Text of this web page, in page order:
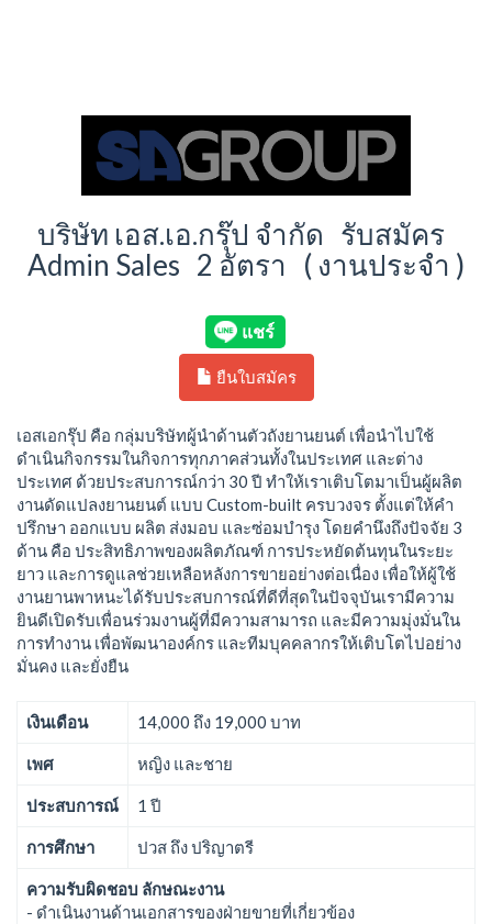
บริษัท เอส.เอ.กรุ๊ป จำกัด รับสมัคร
Admin Sales 2 อัตรา ( งานประจำ )
ยืนใบสมัคร
เอสเอกรุ๊ป คือ กลุ่มบริษัทผู้นำด้านตัวถังยานยนต์ เพื่อนำไปใช้
ดำเนินกิจกรรมในกิจการทุกภาคส่วนทั้งในประเทศ และต่าง
ประเทศ ด้วยประสบการณ์กว่า 30 ปี ทำให้เราเติบโตมาเป็นผู้ผลิต
งานดัดแปลงยานยนต์ แบบ Custom-built ครบวงจร ตั้งแต่ให้คำ
ปรึกษา ออกแบบ ผลิต ส่งมอบ และซ่อมบำรุง โดยคำนึงถึงปัจจัย 3
ด้าน คือ ประสิทธิภาพของผลิตภัณฑ์ การประหยัดต้นทุนในระยะ
ยาว และการดูแลช่วยเหลือหลังการขายอย่างต่อเนื่อง เพื่อให้ผู้ใช้
งานยานพาหนะได้รับประสบการณ์ที่ดีที่สุดในปัจจุบันเรามีความ
ยินดีเปิดรับเพื่อนร่วมงานผู้ที่มีความสามารถ และมีความมุ่งมั่นใน
การทำงาน เพื่อพัฒนาองค์กร และทีมบุคคลากรให้เติบโตไปอย่าง
มั่นคง และยั่งยืน
เงินเดือน 14,000 ถึง 19,000 บาท
เพศ หญิง และชาย
ประสบการณ์ 1 ปี
การศึกษา ปวส ถึง ปริญาตรี
ความรับผิดชอบ ลักษณะงาน
- ดำเนินงานด้านเอกสารของฝ่ายขายที่เกี่ยวข้อง